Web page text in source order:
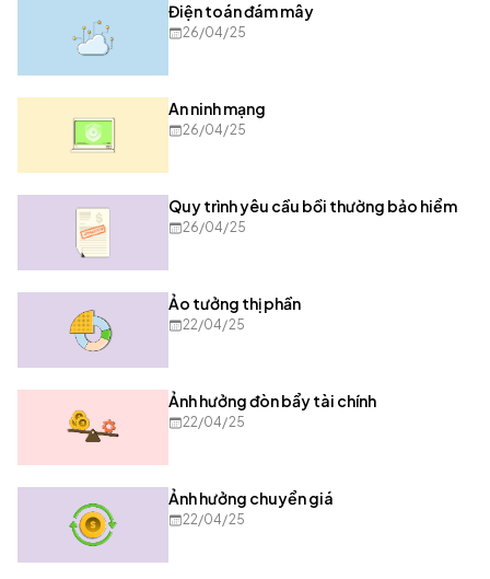
Điện toán đám mây
26/04/25
An ninh mạng
26/04/25
Quy trình yêu cầu bồi thường bảo hiểm
26/04/25
Ảo tưởng thị phần
22/04/25
Ảnh hưởng đòn bẩy tài chính
22/04/25
Ảnh hưởng chuyển giá
22/04/25